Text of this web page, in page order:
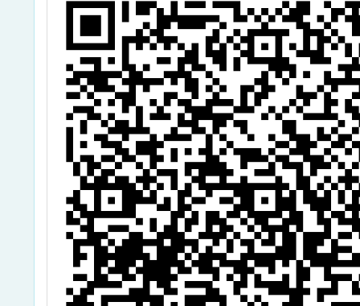
訓工作坊
（BEST
ME）」課程表
及報名表各1份